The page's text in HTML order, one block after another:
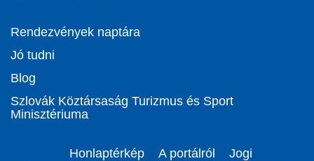
Rendezvények naptára
Jó tudni
Blog
Szlovák Köztársaság Turizmus és Sport
Minisztériuma
Honlaptérkép A portálról
Jogi